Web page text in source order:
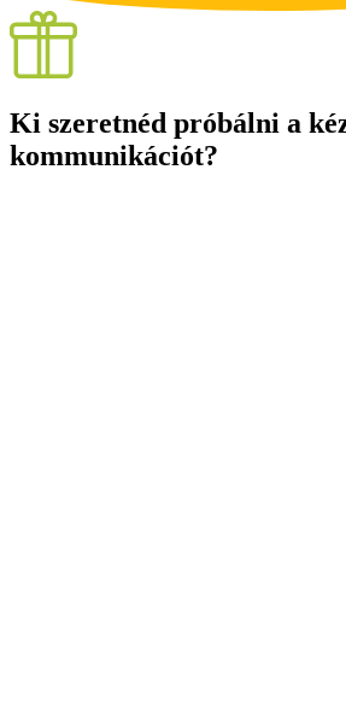
Ki szeretnéd próbálni a
kommunikációt?